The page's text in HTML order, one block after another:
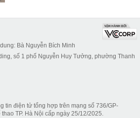
Bà Nguyễn Bích Minh
số 1 phố Nguyễn Huy Tưởng, phường Thanh
tin điện tử tổng hợp trên mạng số 736/GP-
TP. Hà Nội cấp ngày 25/12/2025.